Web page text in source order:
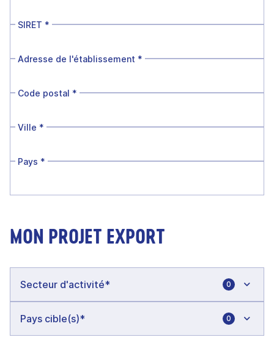
SIRET *
Adresse de l'établissement *
Code postal *
Ville *
Pays *
MON PROJET EXPORT
0
0